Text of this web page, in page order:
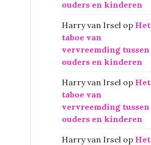
ouders en kinderen
Harry van Irsel op Het
taboe van
vervreemding tussen
ouders en kinderen
Harry van Irsel op Het
taboe van
vervreemding tussen
ouders en kinderen
Harry van Irsel op Het